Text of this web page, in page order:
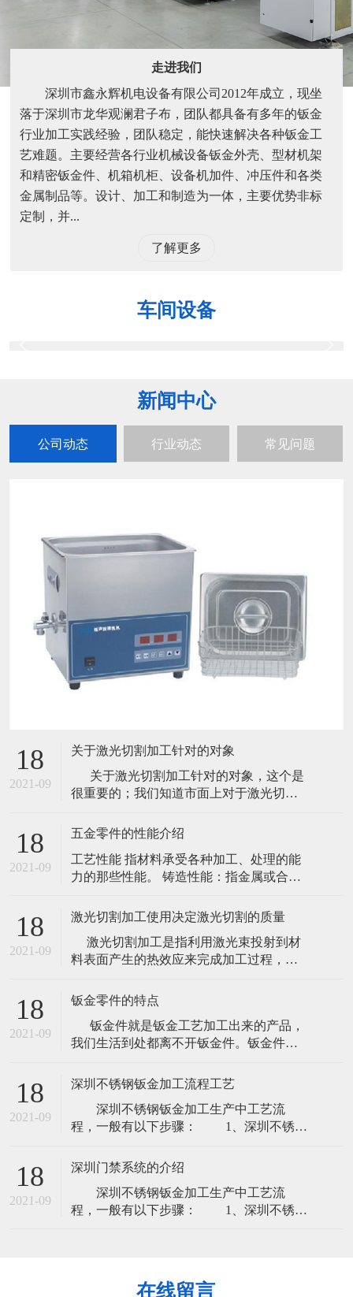
走进我们
深圳市鑫永辉机电设备有限公司2012年成立，现坐
落于深圳市龙华观澜君子布，团队都具备有多年的钣金
行业加工实践经验，团队稳定，能快速解决各种钣金工
艺难题。主要经营各行业机械设备钣金外壳、型材机架
和精密钣金件、机箱机柜、设备机加件、冲压件和各类
金属制品等。设计、加工和制造为一体，主要优势非标
定制，并...
了解更多
车间设备
新闻中心
公司动态 行业动态 常见问题
18
2021-09
关于激光切割加工针对的对象
关于激光切割加工针对的对象，这个是
很重要的；我们知道市面上对于激光切割
使用激光切割的那可是数不胜数的。虽然
怎奈激光效率太高，所以还是被替代了。
就拿简单的一些材质来说吧！如石头、塑
18
2021-09
五金零件的性能介绍
工艺性能 指材料承受各种加工、处理的能
力的那些性能。 铸造性能：指金属或合金
流性能、充满铸模能力；收缩性、铸件凝
均性。 焊接性能：指金属材料通过加热或
加热和加压焊接方法，把两个或两个以上
目的的
18
2021-09
激光切割加工使用决定激光切割的质量
激光切割加工是指利用激光束投射到材
料表面产生的热效应来完成加工过程，包
如今的汽车消费夸大个性化，原来的模具
化出产因为自身的局限--制作模具的周期很
长，已难以适应越来越快的车型更替。激
光切割成型出产塑胶产品：节约塑胶模具
18
2021-09
钣金零件的特点
钣金件就是钣金工艺加工出来的产品，
我们生活到处都离不开钣金件。钣金件是
工、金属粘结、金属拉拔、等离子切割、
精密焊接、辊轧成型、金属板材弯曲成
型、模锻、水喷射切割来制作的。 国外
某专业期
18
2021-09
深圳不锈钢钣金加工流程工艺
深圳不锈钢钣金加工生产中工艺流
程，一般有以下步骤： 1、深圳不锈钢
工初始，也是必经的工艺，下料分为激光
下料、数冲下料。 2、刨坑：刨坑工艺
并不是所有产品都需要刨坑，一般客户指
定要求刨坑，才用的上刨坑 3、折弯：
18
2021-09
深圳门禁系统的介绍
深圳不锈钢钣金加工生产中工艺流
程，一般有以下步骤： 1、深圳不锈钢
并不是所有产品都需要刨坑，一般客户指
在线留言